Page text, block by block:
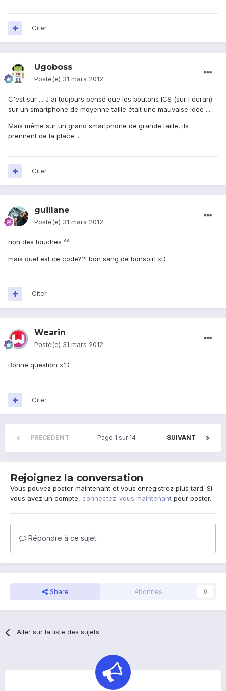
Citer
Ugoboss
Posté(e) 31 mars 2012
C'est sur ... J'ai toujours pensé que les boutons ICS (sur l'écran)
sur un smartphone de moyenne taille était une mauvaise idée ...
Mais même sur un grand smartphone de grande taille, ils
prennent de la place ...
Citer
guillane
Posté(e) 31 mars 2012
non des touches ^^
mais quel est ce code??! bon sang de bonsoir! xD
Citer
Wearin
Posté(e) 31 mars 2012
Bonne question x'D
Citer
PRÉCÉDENT SUIVANT
Page 1 sur 14
Rejoignez la conversation
Vous pouvez poster maintenant et vous enregistrez plus tard. Si
vous avez un compte, connectez-vous maintenant pour poster.
Répondre à ce sujet…
Share Abonnés 0
Aller sur la liste des sujets